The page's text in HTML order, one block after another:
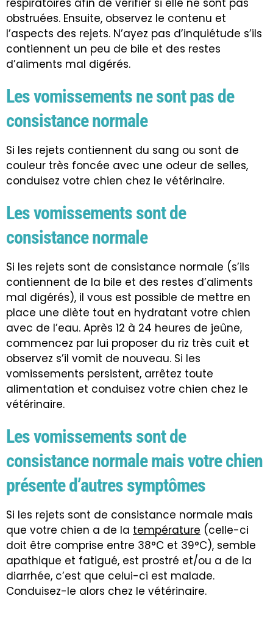
respiratoires afin de vérifier si elle ne sont pas
obstruées. Ensuite, observez le contenu et
l’aspects des rejets. N’ayez pas d’inquiétude s’ils
contiennent un peu de bile et des restes
d’aliments mal digérés.
Les vomissements ne sont pas de
consistance normale
Si les rejets contiennent du sang ou sont de
couleur très foncée avec une odeur de selles,
conduisez votre chien chez le vétérinaire.
Les vomissements sont de
consistance normale
Si les rejets sont de consistance normale (s’ils
contiennent de la bile et des restes d’aliments
mal digérés), il vous est possible de mettre en
place une diète tout en hydratant votre chien
avec de l’eau. Après 12 à 24 heures de jeûne,
commencez par lui proposer du riz très cuit et
observez s’il vomit de nouveau. Si les
vomissements persistent, arrêtez toute
alimentation et conduisez votre chien chez le
vétérinaire.
Les vomissements sont de
consistance normale mais votre chien
présente d’autres symptômes
Si les rejets sont de consistance normale mais
que votre chien a de la température (celle-ci
doit être comprise entre 38°C et 39°C), semble
apathique et fatigué, est prostré et/ou a de la
diarrhée, c’est que celui-ci est malade.
Conduisez-le alors chez le vétérinaire.